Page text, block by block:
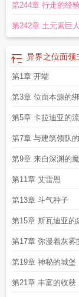
第244章 行走的经
第242章 土元素巨人
异界之位面领
第1章 开端
第3章 位面本源的
第5章 卡拉迪亚的
第7章 与建筑领队
第9章 来自深渊的
第11章 艾雷恩
第13章 斗气种子
第15章 斯瓦迪亚的
第17章 弥漫着灰雾
第19章 神秘的城堡
第21章 丰富的收获